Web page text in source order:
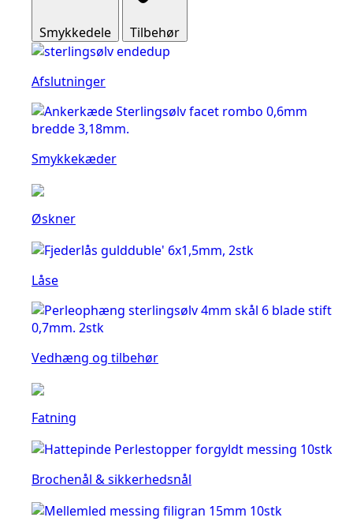
Smykkedele Tilbehør
Afslutninger
Smykkekæder
Øskner
Låse
Vedhæng og tilbehør
Fatning
Brochenål & sikkerhedsnål